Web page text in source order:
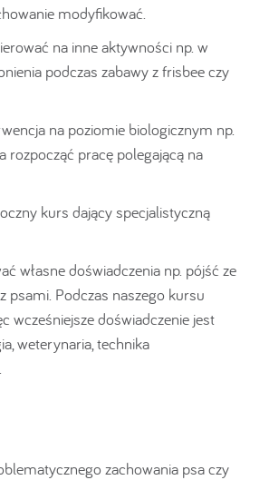
modyfikować.
na inne aktywności np. w
podczas zabawy z frisbee czy
na poziomie biologicznym np.
pracę polegającą na
kurs dający specjalistyczną
własne doświadczenia np. pójść ze
psami. Podczas naszego kursu
wcześniejsze doświadczenie jest
weterynaria, technika
zachowania psa czy